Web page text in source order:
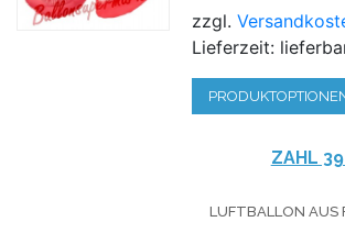
zzgl.
Lieferzeit:
ZAHL
LUFTBALLON AUS